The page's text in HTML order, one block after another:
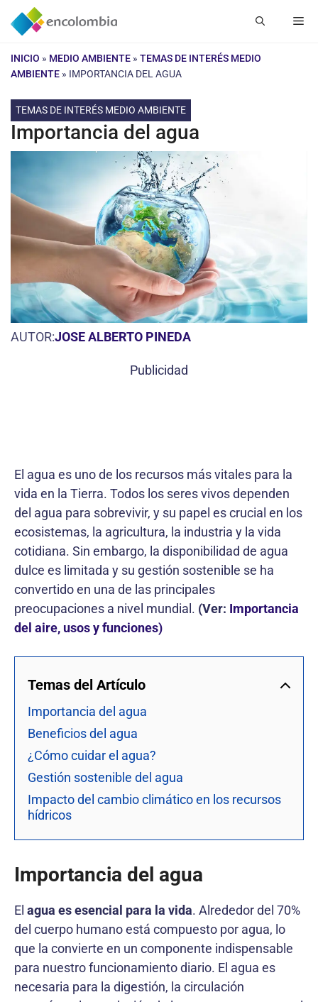
Saltar
INICIO » MEDIO AMBIENTE » TEMAS DE INTERÉS MEDIO
AMBIENTE » IMPORTANCIA DEL AGUA
TEMAS DE INTERÉS MEDIO AMBIENTE
Importancia del agua
AUTOR:JOSE ALBERTO PINEDA
Publicidad
El agua es uno de los recursos más vitales para la
vida en la Tierra. Todos los seres vivos dependen
del agua para sobrevivir, y su papel es crucial en los
ecosistemas, la agricultura, la industria y la vida
cotidiana. Sin embargo, la disponibilidad de agua
dulce es limitada y su gestión sostenible se ha
convertido en una de las principales
preocupaciones a nivel mundial. (Ver: Importancia
del aire, usos y funciones)
Temas del Artículo
Importancia del agua
Beneficios del agua
¿Cómo cuidar el agua?
Gestión sostenible del agua
Impacto del cambio climático en los recursos
hídricos
Importancia del agua
El agua es esencial para la vida. Alrededor del 70%
del cuerpo humano está compuesto por agua, lo
que la convierte en un componente indispensable
para nuestro funcionamiento diario. El agua es
necesaria para la digestión, la circulación